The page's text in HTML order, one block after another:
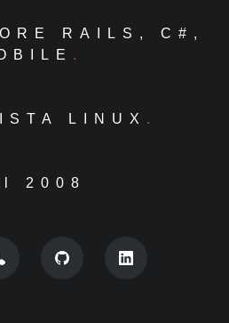
RAILS, C#,
LINUX
2008